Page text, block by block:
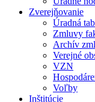
Zverejňovanie
Úradná
Zmluvy
Archív
Verejné
VZN
Voľby
Inštitúcie